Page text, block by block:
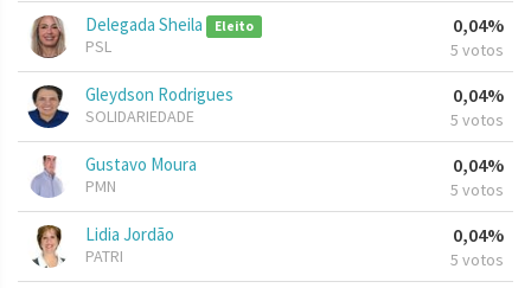
Delegada Sheila Eleito
PSL
0,04%
5 votos
Gleydson Rodrigues
SOLIDARIEDADE
0,04%
5 votos
Gustavo Moura
PMN
0,04%
5 votos
Lidia Jordão
PATRI
0,04%
5 votos